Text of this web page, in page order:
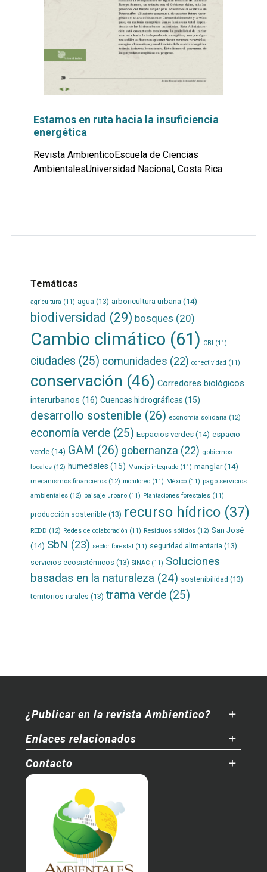
Estamos en ruta hacia la insuficiencia
energética
Revista AmbienticoEscuela de Ciencias
AmbientalesUniversidad Nacional, Costa Rica
Temáticas
agricultura (11) agua (13) arboricultura urbana(14)
biodiversidad (29) bosques (20)
Cambio climático (61) CBI (11)
ciudades (25) comunidades (22) conectividad (11)
conservación (46) Corredores biológicos
interurbanos (16) Cuencas hidrográficas (15)
desarrollo sostenible (26) economía solidaria (12)
economía verde(25) Espacios verdes(14) espacio
verde(14) GAM (26) gobernanza (22) gobiernos
locales(12) humedales (15) Manejo integrado(11) manglar(14)
mecanismos financieros(12) monitoreo(11) México(11) pago servicios
ambientales(12) paisaje urbano(11) Plantaciones forestales(11)
producción sostenible(13) recurso hídrico(37)
REDD (12) Redes de colaboración (11) Residuos sólidos(12) San José
(14) SbN (23) sector forestal (11) seguridad alimentaria (13)
servicios ecosistémicos (13) SINAC(11) Soluciones
basadas en la naturaleza (24) sostenibilidad (13)
territorios rurales (13) trama verde(25)
¿Publicar en la revista Ambientico?
Enlaces relacionados
Contacto